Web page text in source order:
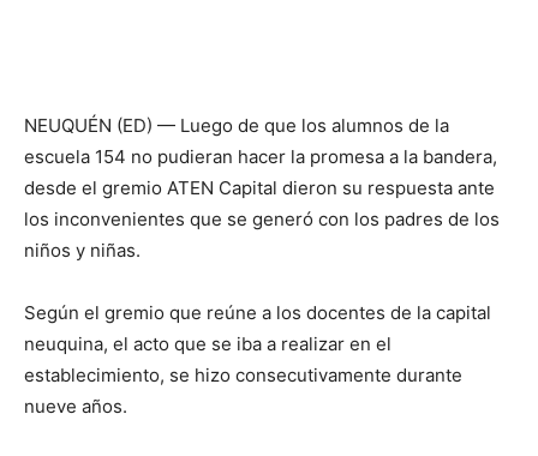
NEUQUÉN (ED) — Luego de que los alumnos de la
escuela 154 no pudieran hacer la promesa a la bandera,
desde el gremio ATEN Capital dieron su respuesta ante
los inconvenientes que se generó con los padres de los
niños y niñas.
Según el gremio que reúne a los docentes de la capital
neuquina, el acto que se iba a realizar en el
establecimiento, se hizo consecutivamente durante
nueve años.